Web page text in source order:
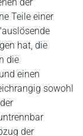
Teile einer
hat, die
die
einen
sowohl
der